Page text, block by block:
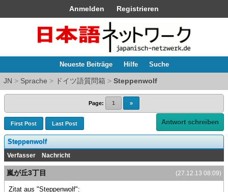
Anmelden Registrieren
Neueste Beiträge Hilfe Suche
JN > Sprache > ドイツ語質問箱 > Steppenwolf
Page: 1 »
First Post Last Post Antwort schreiben
Steppenwolf
Verfasser Nachricht
(27.12.13 08:09)
嵐が丘3丁目
Zitat aus "Steppenwolf":